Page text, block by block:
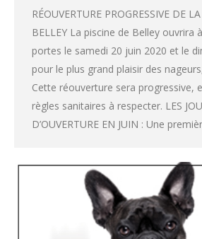
RÉOUVERTURE PROGRESSIVE DE
BELLEY La piscine de Belley ouvrira
portes le samedi 20 juin 2020 et le
pour le plus grand plaisir des
Cette réouverture sera progressive,
règles sanitaires à respecter. LES
D’OUVERTURE EN JUIN : Une